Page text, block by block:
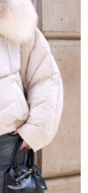
модели
практически не
-
фабричный Китай,
соответствие
состав и
производителем